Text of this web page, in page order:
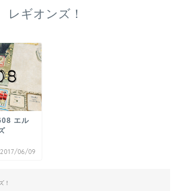
レギオンズ！
エル
2017/06/09
！